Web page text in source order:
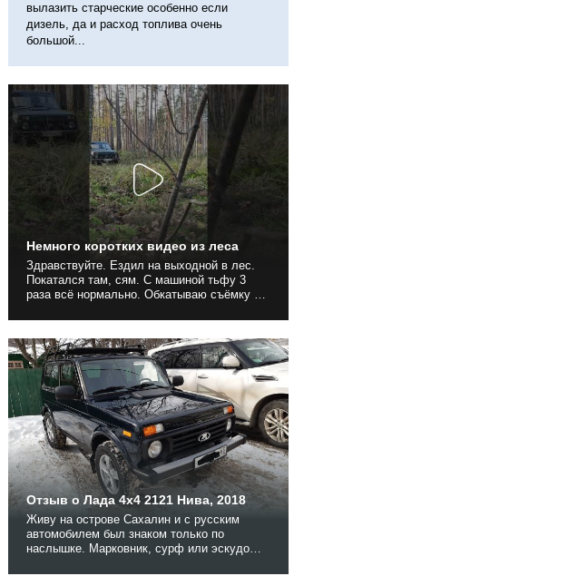
вылазить старческие особенно если
дизель, да и расход топлива очень
большой...
Немного коротких видео из леса
Здравствуйте. Ездил на выходной в лес.
Покатался там, сям. С машиной тьфу 3
раза всё нормально. Обкатываю съёмку с
просто так
Отзыв о Лада 4x4 2121 Нива, 2018
Живу на острове Сахалин и с русским
автомобилем был знаком только по
наслышке. Марковник, сурф или эскудо